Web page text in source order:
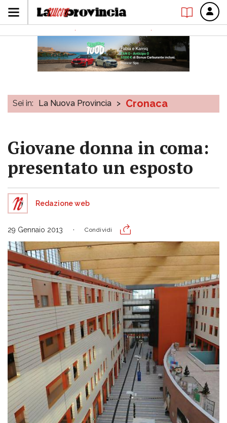
Sei in: La Nuova Provincia > Cronaca
Giovane donna in coma:
presentato un esposto
Redazione web
29 Gennaio 2013 Condividi